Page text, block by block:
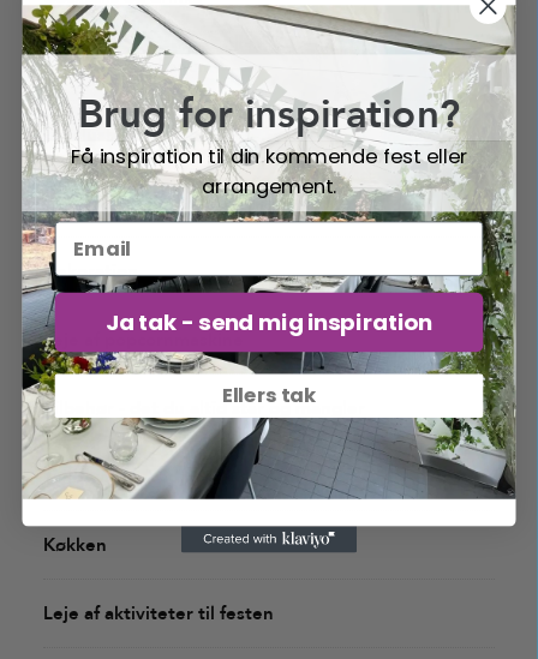
Leje af varmekanon
Lej slushice maskine
Leje af udstyr til bar og garderobe
Dekoration
Leje af popcornmaskine
Tilbehør - det du altid står og mangler
Toiletvogne badmobiler
Køkken
Leje af aktiviteter til festen
Brug for inspiration?
Få inspiration til din kommende fest eller
arrangement.
Ja tak - send mig inspiration
Ellers tak